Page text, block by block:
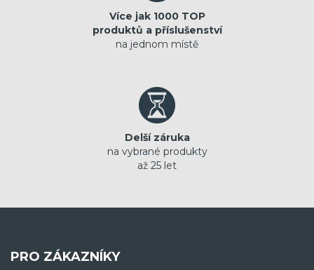
Více jak 1000 TOP
produktů a příslušenství
na jednom místě
Delší záruka
na vybrané produkty
až 25 let
PRO ZÁKAZNÍKY